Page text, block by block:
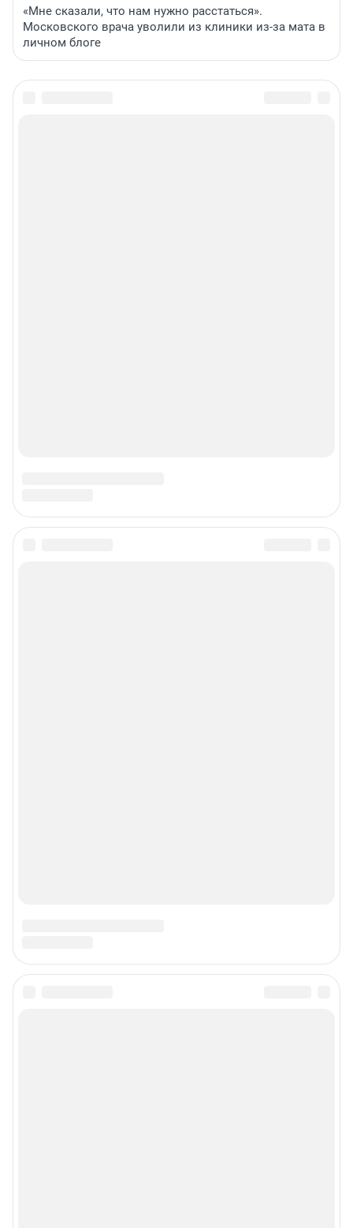
«Мне сказали, что нам нужно расстаться».
Московского врача уволили из клиники из-за мата в
личном блоге